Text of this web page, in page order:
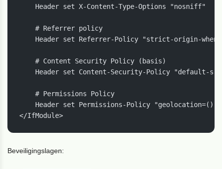
    Header set X-Content-Type-Options "nosniff"
    # Referrer policy
Header set Referrer-Policy "strict-origin-
    # Content Security Policy (basis)
Header set Content-Security-Policy "default-
    # Permissions Policy
Header set Permissions-Policy "geolocation=(),
</IfModule>
Beveiligingslagen: